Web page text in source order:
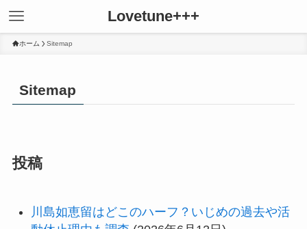
Lovetune+++
ホーム Sitemap
Sitemap
投稿
川島如恵留はどこのハーフ？いじめの過去や活